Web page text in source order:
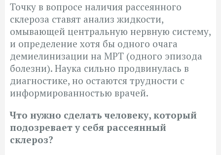
Точку в вопросе наличия рассеянного
склероза ставят анализ жидкости,
омывающей центральную нервную систему,
и определение хотя бы одного очага
демиелинизации на МРТ (одного эпизода
болезни). Наука сильно продвинулась в
диагностике, но остаются трудности с
информированностью врачей.
Что нужно сделать человеку, который
подозревает у себя рассеянный
склероз?